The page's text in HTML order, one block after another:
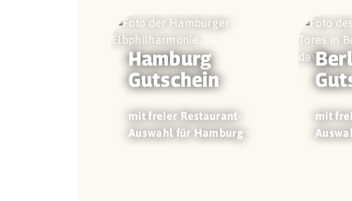
Hamburg
Gutschein
mit freier Restaurant-
Auswahl für Hamburg
mit